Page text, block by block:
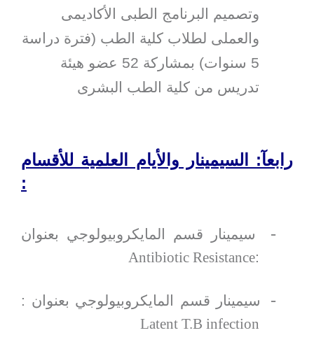
وتصميم البرنامج الطبى الأكاديمى
والعملى لطلاب كلية الطب (فترة دراسة
5 سنوات) بمشاركة 52 عضو هيئة
تدريس من كلية الطب البشرى
رابعآ: السيمينار والأيام العلمية للأقسام
:
-
سيمينار قسم المايكروبيولوجي بعنوان
:
Antibiotic Resistance
-
سيمينار قسم المايكروبيولوجي بعنوان :
Latent T.B infection